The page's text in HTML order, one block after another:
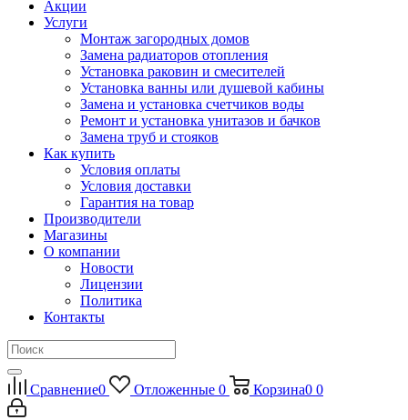
Акции
Услуги
Монтаж загородных домов
Замена радиаторов отопления
Установка раковин и смесителей
Установка ванны или душевой кабины
Замена и установка счетчиков воды
Ремонт и установка унитазов и бачков
Замена труб и стояков
Как купить
Условия оплаты
Условия доставки
Гарантия на товар
Производители
Магазины
О компании
Новости
Лицензии
Политика
Контакты
Сравнение0 Отложенные 0 Корзина0 0